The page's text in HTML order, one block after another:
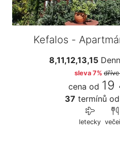
Kefalos -
8,11,12,13,15
sleva 7%
cena od 19
37 termínů od
letecky